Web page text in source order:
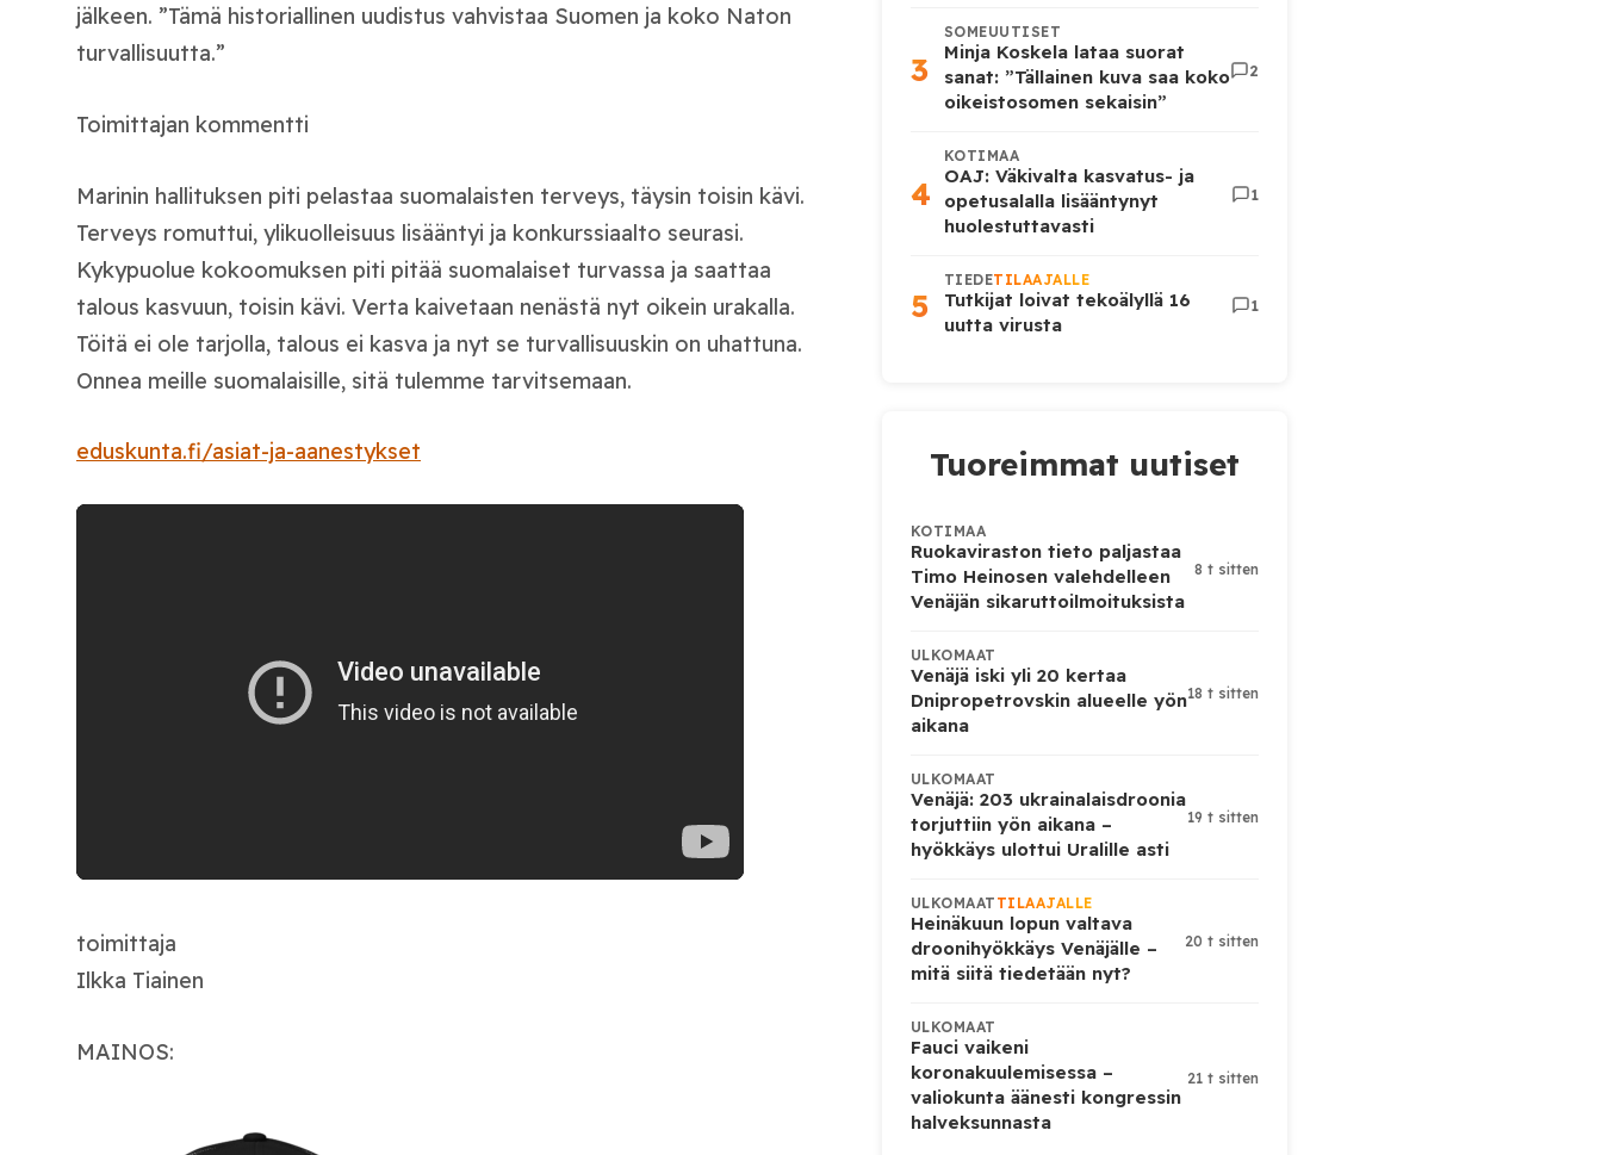
jälkeen. ”Tämä historiallinen uudistus vahvistaa Suomen ja koko Naton
turvallisuutta.”
Toimittajan kommentti
Marinin hallituksen piti pelastaa suomalaisten terveys, täysin toisin kävi.
Terveys romuttui, ylikuolleisuus lisääntyi ja konkurssiaalto seurasi.
Kykypuolue kokoomuksen piti pitää suomalaiset turvassa ja saattaa
talous kasvuun, toisin kävi. Verta kaivetaan nenästä nyt oikein urakalla.
Töitä ei ole tarjolla, talous ei kasva ja nyt se turvallisuuskin on uhattuna.
Onnea meille suomalaisille, sitä tulemme tarvitsemaan.
eduskunta.fi/asiat-ja-aanestykset
toimittaja
Ilkka Tiainen
MAINOS:
3
SOMEUUTISET
Minja Koskela lataa suorat
sanat: ”Tällainen kuva saa koko
oikeistosomen sekaisin”
2
4
KOTIMAA
OAJ: Väkivalta kasvatus- ja
opetusalalla lisääntynyt
huolestuttavasti
1
5
TIEDETILAAJALLE
Tutkijat loivat tekoälyllä 16
uutta virusta
1
Tuoreimmat uutiset
KOTIMAA
Ruokaviraston tieto paljastaa
Timo Heinosen valehdelleen
Venäjän sikaruttoilmoituksista
8 t sitten
ULKOMAAT
Venäjä iski yli 20 kertaa
Dnipropetrovskin alueelle yön
aikana
18 t sitten
ULKOMAAT
Venäjä: 203 ukrainalaisdroonia
torjuttiin yön aikana –
hyökkäys ulottui Uralille asti
19 t sitten
ULKOMAAT TILAAJALLE
Heinäkuun lopun valtava
droonihyökkäys Venäjälle –
mitä siitä tiedetään nyt?
20 t sitten
ULKOMAAT
Fauci vaikeni
koronakuulemisessa –
valiokunta äänesti kongressin
halveksunnasta
21 t sitten